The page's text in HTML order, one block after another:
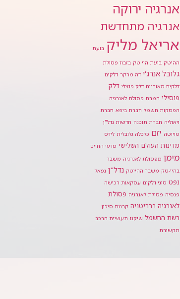
אנרגיה ירוקה
אנרגיה מתחדשת
אריאל מליק בועת
ההיטק בועת היי טק בזבוז פסולת
גלובל אנרג'י דה מרקר דלקים
דלקים מאובנים דלק פוזילי דלק
פוסילי המרת פסולת לאנרגיה
הפסקות חשמל חברת ביפא חברת
ויאוליה חברת תוכנה חדשות נדל"ן
טויוטה יזם כלכלה גלובלית לידס
מדינות העולם השלישי מדעי החיים
מימן מפסולת לאנרגיה משבר
בהיי-טק משבר ההייטק נדל"ן נפאל
נפט סוגי דלקים עסקאות רכישה
פנסיה פסולת לאנרגיה פסולת
לאנרגיה בבריטניה קרנות סיכון
רשת החשמל שיקגו תעשיית הרכב
תקשורת